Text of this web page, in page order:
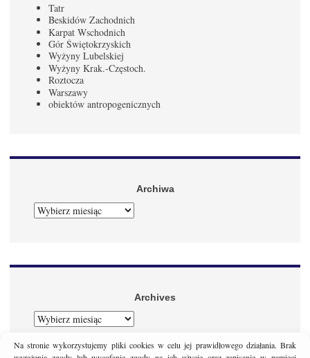
Na stronie wykorzystujemy pliki cookies w celu jej prawidłowego działania. Brak
Tatr
Beskidów Zachodnich
Karpat Wschodnich
Gór Świętokrzyskich
Wyżyny Lubelskiej
Wyżyny Krak.-Częstoch.
Roztocza
Warszawy
obiektów antropogenicznych
Archiwa
ARCHIWA
Archives
ARCHIVES